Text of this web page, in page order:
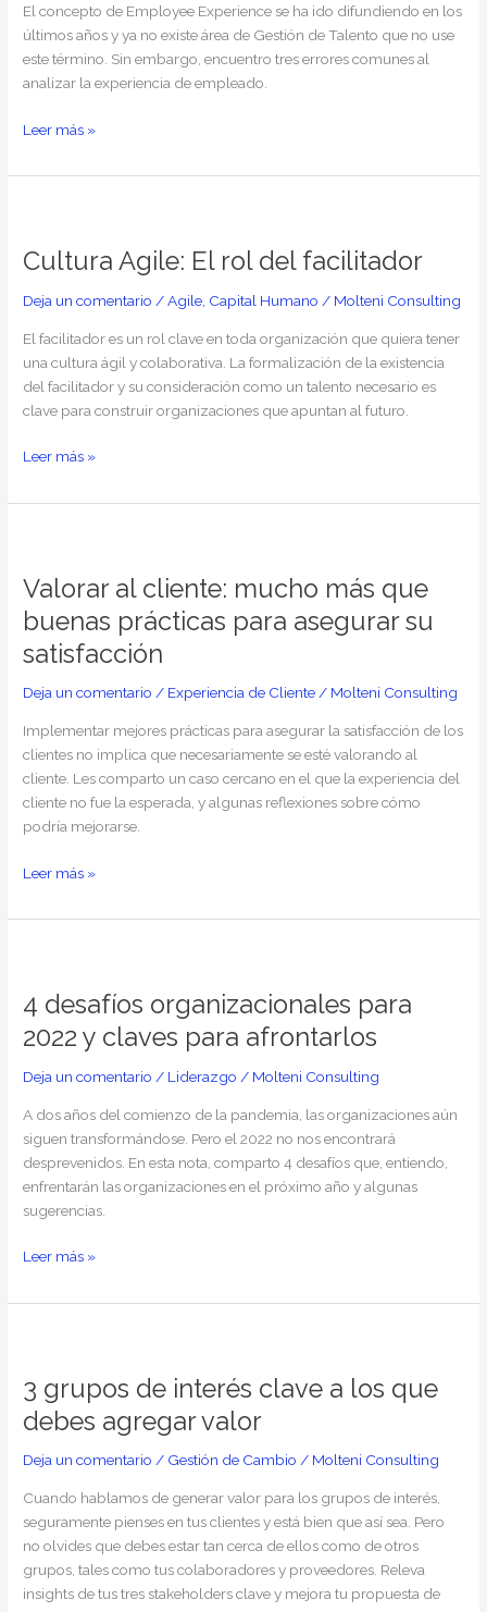
El concepto de Employee Experience se ha ido difundiendo en los
últimos años y ya no existe área de Gestión de Talento que no use
este término. Sin embargo, encuentro tres errores comunes al
analizar la experiencia de empleado.
Leer más »
Cultura Agile: El rol del facilitador
Deja un comentario /Agile Capital Humano / Molteni Consulting
El facilitador es un rol clave en toda organización que quiera tener
una cultura ágil y colaborativa. La formalización de la existencia
del facilitador y su consideración como un talento necesario es
clave para construir organizaciones que apuntan al futuro.
El
del
facilitador
Leer más »
Valorar al cliente: mucho más que
buenas prácticas para asegurar su
satisfacción
Deja un comentario / Experiencia de Cliente/ Molteni Consulting
Implementar mejores prácticas para asegurar la satisfacción de los
clientes no implica que necesariamente se esté valorando al
cliente. Les comparto un caso cercano en el que la experiencia del
cliente no fue la esperada, y algunas reflexiones sobre cómo
podría mejorarse.
cliente:
mucho
más
que
prácticas
para
asegurar
su
satisfacción
Leer más »
4 desafíos organizacionales para
2022 y claves para afrontarlos
Deja un comentario / Liderazgo / Molteni Consulting
A dos años del comienzo de la pandemia, las organizaciones aún
siguen transformándose. Pero el 2022 no nos encontrará
desprevenidos. En esta nota, comparto 4 desafíos que, entiendo,
enfrentarán las organizaciones en el próximo año y algunas
sugerencias.
organizacionales
2022
y
para
afrontarlos
Leer más »
3 grupos de interés clave a los que
debes agregar valor
Deja un comentario / Gestión de Cambio / Molteni Consulting
Cuando hablamos de generar valor para los grupos de interés,
seguramente pienses en tus clientes y está bien que así sea. Pero
no olvides que debes estar tan cerca de ellos como de otros
grupos, tales como tus colaboradores y proveedores. Releva
insights de tus tres stakeholders clave y mejora tu propuesta de
de
interés
clave
a
que
debes
agregar
valor